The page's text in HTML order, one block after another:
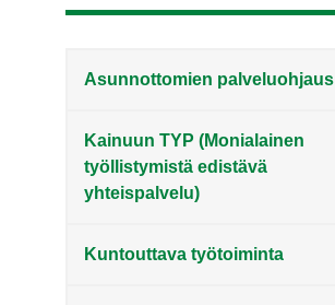
Asunnottomien palveluohjaus
Kainuun TYP (Monialainen
työllistymistä edistävä
yhteispalvelu)
Kuntouttava työtoiminta